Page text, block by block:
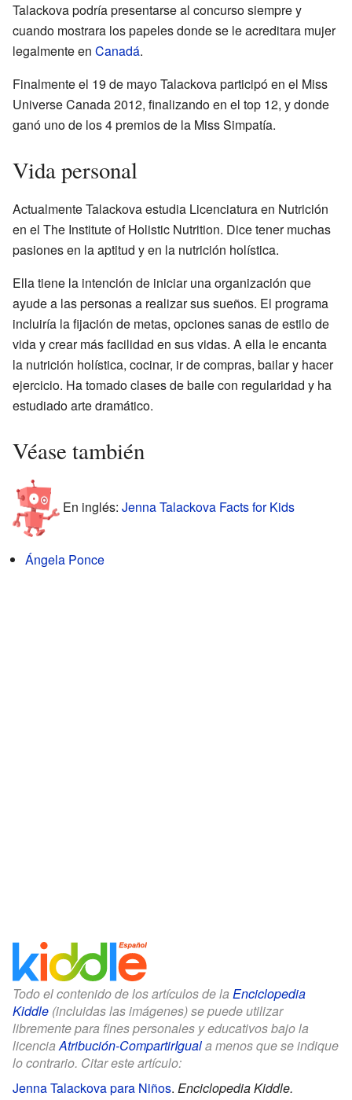
Talackova podría presentarse al concurso siempre y
cuando mostrara los papeles donde se le acreditara mujer
legalmente en Canadá.
Finalmente el 19 de mayo Talackova participó en el Miss
Universe Canada 2012, finalizando en el top 12, y donde
ganó uno de los 4 premios de la Miss Simpatía.
Vida personal
Actualmente Talackova estudia Licenciatura en Nutrición
en el The Institute of Holistic Nutrition. Dice tener muchas
pasiones en la aptitud y en la nutrición holística.
Ella tiene la intención de iniciar una organización que
ayude a las personas a realizar sus sueños. El programa
incluiría la fijación de metas, opciones sanas de estilo de
vida y crear más facilidad en sus vidas. A ella le encanta
la nutrición holística, cocinar, ir de compras, bailar y hacer
ejercicio. Ha tomado clases de baile con regularidad y ha
estudiado arte dramático.
Véase también
En inglés: Jenna Talackova Facts for Kids
Ángela Ponce
Todo el contenido de los artículos de la Enciclopedia
Kiddle (incluidas las imágenes) se puede utilizar
libremente para fines personales y educativos bajo la
licenciaAtribución-CompartirIguala menos que se indique
lo contrario. Citar este artículo:
Jenna Talackova para Niños. Enciclopedia Kiddle.